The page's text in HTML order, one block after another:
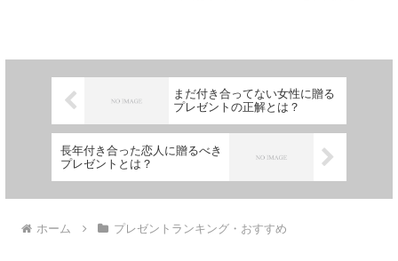
まだ付き合ってない女性に贈る
プレゼントの正解とは？
長年付き合った恋人に贈るべき
プレゼントとは？
ホーム プレゼントランキング・おすすめ